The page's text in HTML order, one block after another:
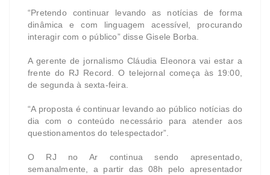
“Pretendo continuar levando as notícias de forma
dinâmica e com linguagem acessível, procurando
interagir com o público” disse Gisele Borba.
A gerente de jornalismo Cláudia Eleonora vai estar a
frente do RJ Record. O telejornal começa às 19:00,
de segunda à sexta-feira.
“A proposta é continuar levando ao público notícias do
dia com o conteúdo necessário para atender aos
questionamentos do telespectador”.
O RJ no Ar continua sendo apresentado,
semanalmente, a partir das 08h pelo apresentador